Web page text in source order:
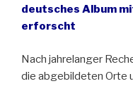
deutsches Album
erforscht
Nach jahrelanger
die abgebildeten Orte